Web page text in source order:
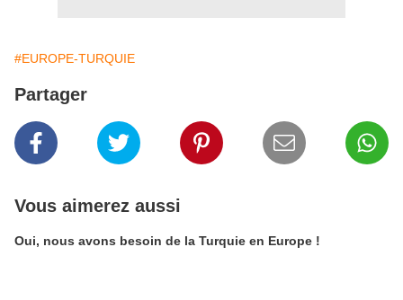
#EUROPE-TURQUIE
Partager
Vous aimerez aussi
Oui, nous avons besoin de la Turquie en Europe !